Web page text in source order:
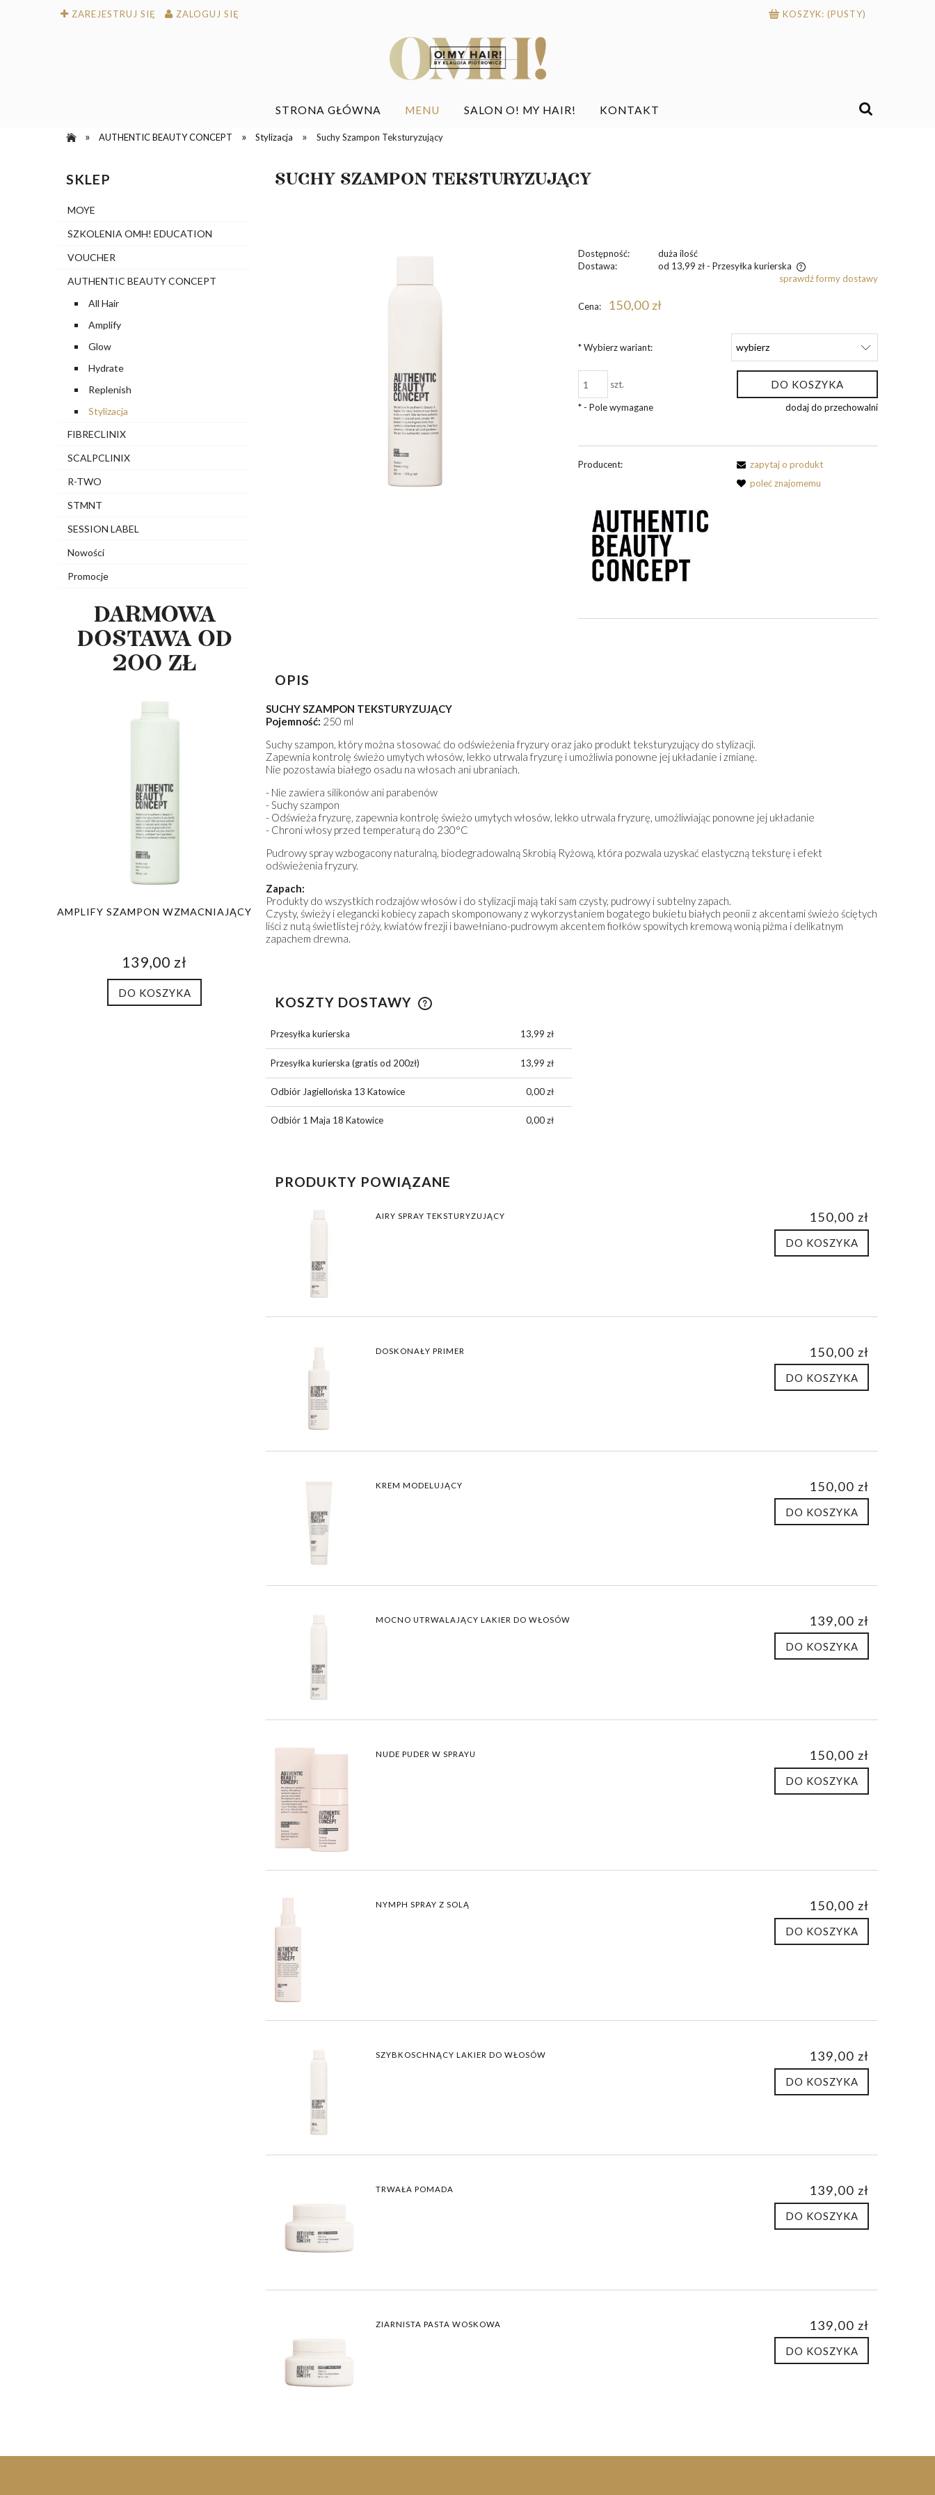
ZAREJESTRUJ SIĘ ZALOGUJ SIĘ KOSZYK: (PUSTY)
STRONA GŁÓWNA MENU SALON O! MY HAIR! KONTAKT
» AUTHENTIC BEAUTY CONCEPT » Stylizacja » Suchy Szampon Teksturyzujący
SKLEP
MOYE
SZKOLENIA OMH! EDUCATION
VOUCHER
AUTHENTIC BEAUTY CONCEPT
All Hair
Amplify
Glow
Hydrate
Replenish
Stylizacja
FIBRECLINIX
SCALPCLINIX
R-TWO
STMNT
SESSION LABEL
Nowości
Promocje
DARMOWA
DOSTAWA OD
200 ZŁ
AMPLIFY SZAMPON WZMACNIAJĄCY
139,00 zł
DO KOSZYKA
GLOW SZAMPON NABŁYSZCZAJĄCY HYDRATE SZAMPON NAWILŻAJĄCY SUCHY SZAMPON TEKSTURYZUJĄCY HYDRATE
SUCHY SZAMPON TEKSTURYZUJĄCY
Dostępność:
duża ilość
Dostawa:
od 13,99 zł - Przesyłka kurierska
płatności
sprawdź formy dostawy
Cena: 150,00 zł
*Wybierz wariant:
szt. DO KOSZYKA
dodaj do przechowalni
* - Pole wymagane
Producent:
zapytaj o produkt
poleć znajomemu
OPIS
SUCHY SZAMPON TEKSTURYZUJĄCY
Pojemność: 250 ml
Suchy szampon, który można stosować do odświeżenia fryzury oraz jako produkt teksturyzujący do stylizacji.
Zapewnia kontrolę świeżo umytych włosów, lekko utrwala fryzurę i umożliwia ponowne jej układanie i zmianę.
Nie pozostawia białego osadu na włosach ani ubraniach.
- Nie zawiera silikonów ani parabenów
- Suchy szampon
- Odświeża fryzurę, zapewnia kontrolę świeżo umytych włosów, lekko utrwala fryzurę, umożliwiając ponowne jej układanie
- Chroni włosy przed temperaturą do 230°C
Pudrowy spray wzbogacony naturalną, biodegradowalną Skrobią Ryżową, która pozwala uzyskać elastyczną teksturę i efekt
odświeżenia fryzury.
Zapach:
Produkty do wszystkich rodzajów włosów i do stylizacji mają taki sam czysty, pudrowy i subtelny zapach.
Czysty, świeży i elegancki kobiecy zapach skomponowany z wykorzystaniem bogatego bukietu białych peonii z akcentami świeżo ściętych
liści z nutą świetlistej róży, kwiatów frezji i bawełniano-pudrowym akcentem fiołków spowitych kremową wonią piżma i delikatnym
zapachem drewna.
KOSZTY DOSTAWY
CENA NIE ZAWIERA
EWENTUALNYCH KOSZTÓW
Przesyłka kurierska 13,99 zł
Przesyłka kurierska (gratis od 200zł) 13,99 zł
Odbiór Jagiellońska 13 Katowice 0,00 zł
Odbiór 1 Maja 18 Katowice 0,00 zł
PRODUKTY POWIĄZANE
AIRY SPRAY TEKSTURYZUJĄCY 150,00 zł
DO KOSZYKA
DOSKONAŁY PRIMER 150,00 zł
DO KOSZYKA
KREM MODELUJĄCY 150,00 zł
DO KOSZYKA
MOCNO UTRWALAJĄCY LAKIER DO WŁOSÓW 139,00 zł
DO KOSZYKA
NUDE PUDER W SPRAYU 150,00 zł
DO KOSZYKA
NYMPH SPRAY Z SOLĄ 150,00 zł
DO KOSZYKA
SZYBKOSCHNĄCY LAKIER DO WŁOSÓW 139,00 zł
DO KOSZYKA
TRWAŁA POMADA 139,00 zł
DO KOSZYKA
ZIARNISTA PASTA WOSKOWA 139,00 zł
DO KOSZYKA